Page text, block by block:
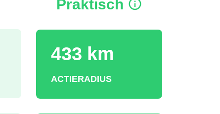
Praktisch
433 km
ACTIERADIUS